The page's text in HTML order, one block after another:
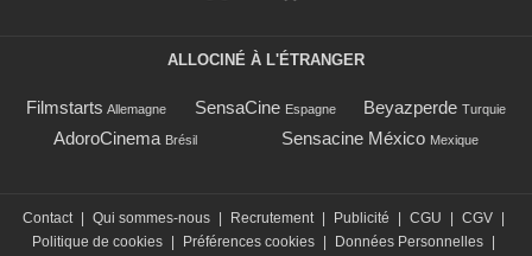
ALLOCINÉ À L'ÉTRANGER
Filmstarts Allemagne SensaCine Espagne Beyazperde Turquie
AdoroCinema Brésil Sensacine México Mexique
Contact | Qui sommes-nous | Recrutement | Publicité | CGU | CGV |
Politique de cookies | Préférences cookies | Données Personnelles |